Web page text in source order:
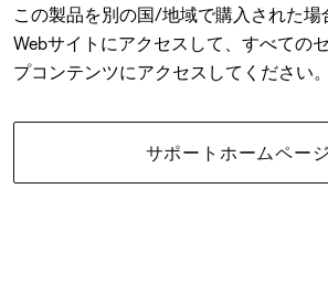
この製品を別の国/地域で購入された場
Webサイトにアクセスして、すべての
プコンテンツにアクセスしてください。
サポートホームペー